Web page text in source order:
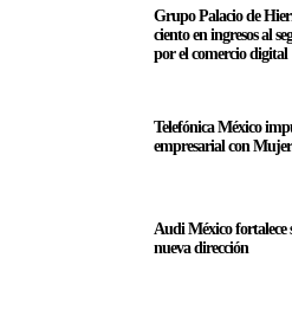
Grupo Palacio de
ciento en ingresos al
por el comercio digital
Telefónica México
empresarial con
Audi México fortalece
nueva dirección